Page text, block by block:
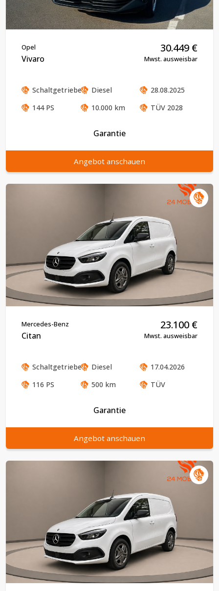
Opel
Vivaro
30.449 €
Mwst. ausweisbar
Schaltgetriebe Diesel
28.08.2025
144PS 10.000 km TÜV 2028
Garantie
Angebot anschauen
Mercedes-Benz
Citan
23.100 €
Mwst. ausweisbar
Schaltgetriebe Diesel
17.04.2026
116 PS 500 km TÜV
Garantie
Angebot anschauen